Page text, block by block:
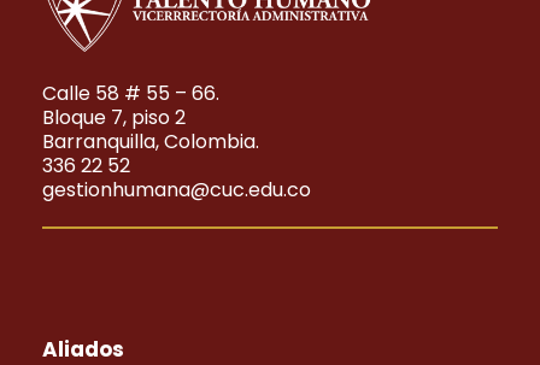
Calle 58 # 55 – 66.
Bloque 7, piso 2
Barranquilla, Colombia.
336 22 52
gestionhumana@cuc.edu.co
Aliados